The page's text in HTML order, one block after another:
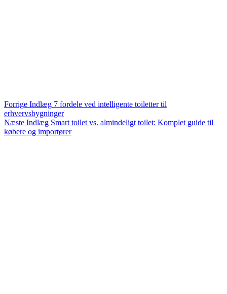
Forrige Indlæg 7 fordele ved intelligente toiletter til
erhvervsbygninger
Næste Indlæg Smart toilet vs. almindeligt toilet: Komplet guide til
købere og importører